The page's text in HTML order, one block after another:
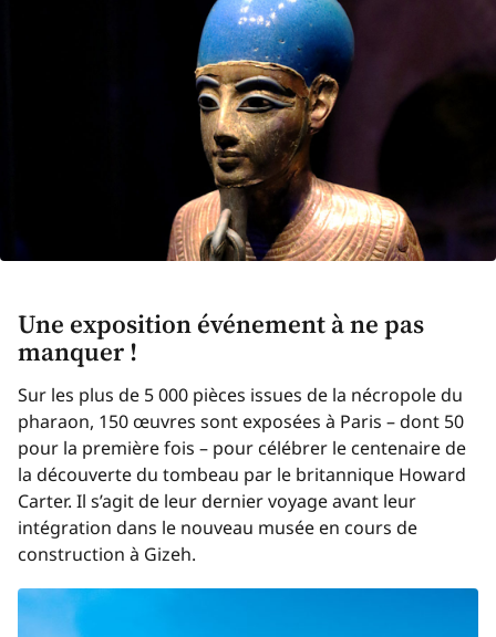
Une exposition événement à ne pas
manquer !
Sur les plus de 5 000 pièces issues de la nécropole du
pharaon, 150 œuvres sont exposées à Paris – dont 50
pour la première fois – pour célébrer le centenaire de
la découverte du tombeau par le britannique Howard
Carter. Il s’agit de leur dernier voyage avant leur
intégration dans le nouveau musée en cours de
construction à Gizeh.